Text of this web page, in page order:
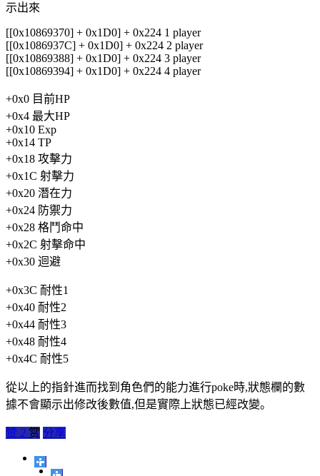
示出來
[[0x10869370] + 0x1D0] + 0x224 1 player
[[0x1086937C] + 0x1D0] + 0x224 2 player
[[0x10869388] + 0x1D0] + 0x224 3 player
[[0x10869394] + 0x1D0] + 0x224 4 player
+0x0 目前HP
+0x4 最大HP
+0x10 Exp
+0x14 TP
+0x18 攻擊力
+0x1C 射擊力
+0x20 潛在力
+0x24 防禦力
+0x28 格鬥命中
+0x2C 射擊命中
+0x30 迴避
+0x3C 耐性1
+0x40 耐性2
+0x44 耐性3
+0x48 耐性4
+0x4C 耐性5
從以上的指針進而找到角色們的能力進行poke時,狀態欄的數
據不會顯示出修改後數值,但是實際上狀態已經改變。
赞 2 赏 分享